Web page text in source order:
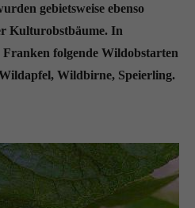
gebietsweise ebenso
Kulturobstbäume. In
folgende Wildobstarten
Wildbirne, Speierling.